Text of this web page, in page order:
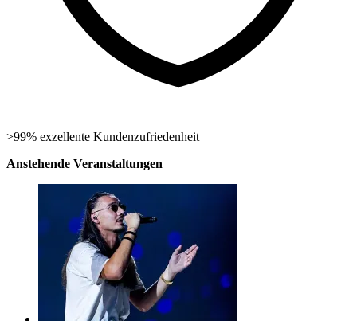
>99% exzellente Kundenzufriedenheit
Anstehende Veranstaltungen